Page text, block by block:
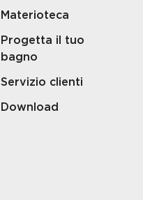
Materioteca
Progetta il tuo
bagno
Servizio clienti
Download